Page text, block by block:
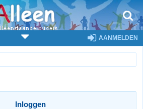
AANMELDEN
Inloggen